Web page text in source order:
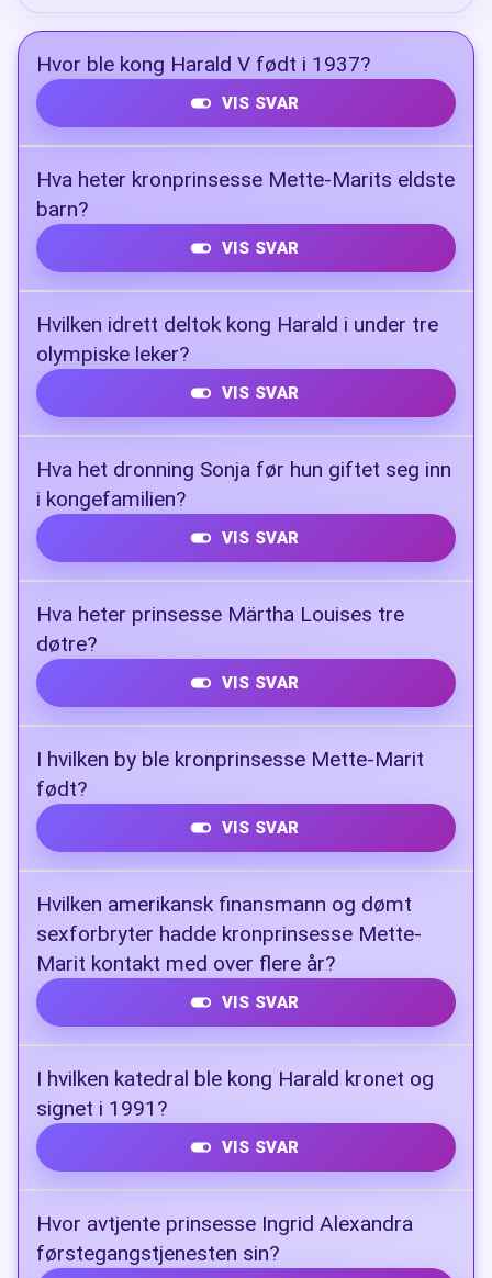
Hvor ble kong Harald V født i 1937?
VIS SVAR
Hva heter kronprinsesse Mette-Marits eldste
barn?
VIS SVAR
Hvilken idrett deltok kong Harald i under tre
olympiske leker?
VIS SVAR
(Mexico) og 1972 (München).
Hva het dronning Sonja før hun giftet seg inn
i kongefamilien?
VIS SVAR
Hva heter prinsesse Märtha Louises tre
døtre?
VIS SVAR
2005) og Emma Tallulah (f. 2008).
I hvilken by ble kronprinsesse Mette-Marit
født?
VIS SVAR
Hvilken amerikansk finansmann og dømt
sexforbryter hadde kronprinsesse Mette-
Marit kontakt med over flere år?
VIS SVAR
I hvilken katedral ble kong Harald kronet og
signet i 1991?
VIS SVAR
1991.
Hvor avtjente prinsesse Ingrid Alexandra
førstegangstjenesten sin?